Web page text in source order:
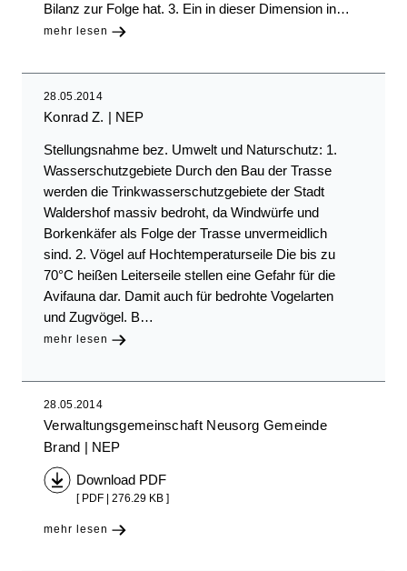
Bilanz zur Folge hat. 3. Ein in dieser Dimension in…
mehr lesen
28.05.2014
Konrad Z. NEP
Stellungsnahme bez. Umwelt und Naturschutz: 1.
Wasserschutzgebiete Durch den Bau der Trasse
werden die Trinkwasserschutzgebiete der Stadt
Waldershof massiv bedroht, da Windwürfe und
Borkenkäfer als Folge der Trasse unvermeidlich
sind. 2. Vögel auf Hochtemperaturseile Die bis zu
70°C heißen Leiterseile stellen eine Gefahr für die
Avifauna dar. Damit auch für bedrohte Vogelarten
und Zugvögel. B…
mehr lesen
28.05.2014
Verwaltungsgemeinschaft Neusorg Gemeinde
Brand
NEP
Download PDF
[ PDF | 276.29 KB ]
mehr lesen